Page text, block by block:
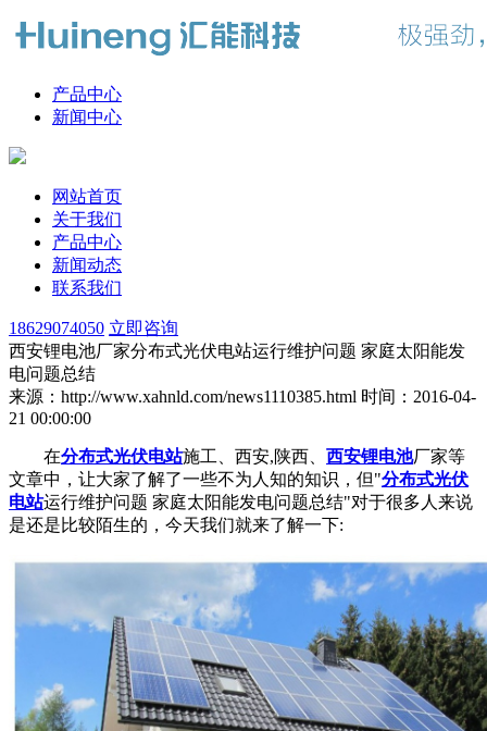
产品中心
新闻中心
网站首页
关于我们
产品中心
新闻动态
联系我们
18629074050 立即咨询
西安锂电池厂家分布式光伏电站运行维护问题 家庭太阳能发
电问题总结
来源：http://www.xahnld.com/news1110385.html 时间：2016-04-
21 00:00:00
在分布式光伏电站施工、西安,陕西、 西安锂电池厂家等
文章中，让大家了解了一些不为人知的知识，但"分布式光伏
电站运行维护问题 家庭太阳能发电问题总结"对于很多人来说
是还是比较陌生的，今天我们就来了解一下: